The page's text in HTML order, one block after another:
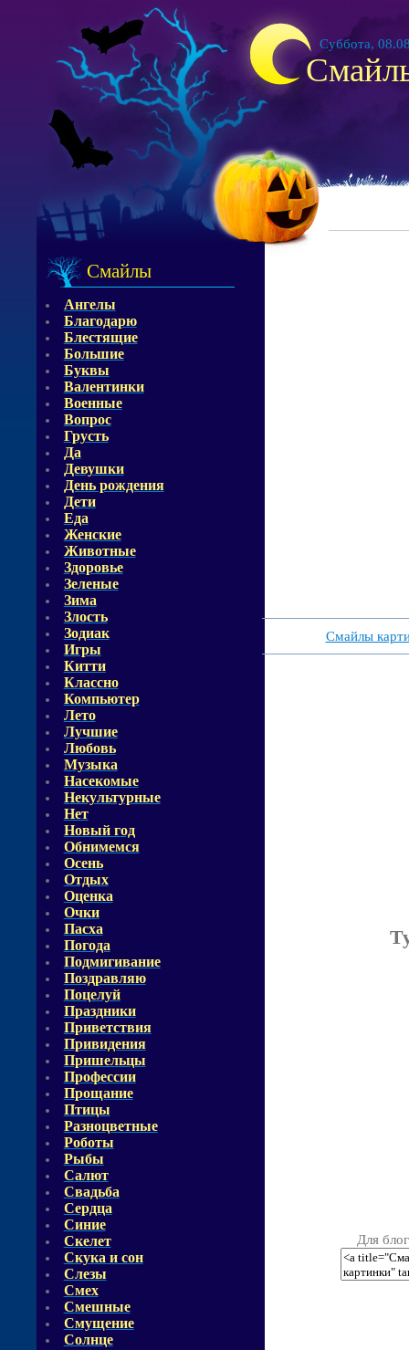
Суббота,
Смайлы
Ангелы
Благодарю
Блестящие
Большие
Буквы
Валентинки
Военные
Вопрос
Грусть
Да
Девушки
День рождения
Дети
Еда
Женские
Животные
Здоровье
Зеленые
Зима
Злость
Зодиак
Игры
Китти
Классно
Компьютер
Лето
Лучшие
Любовь
Музыка
Насекомые
Некультурные
Нет
Новый год
Обнимемся
Осень
Отдых
Оценка
Очки
Пасха
Погода
Подмигивание
Поздравляю
Поцелуй
Праздники
Приветствия
Привидения
Пришельцы
Профессии
Прощание
Птицы
Разноцветные
Роботы
Рыбы
Салют
Свадьба
Сердца
Синие
Скелет
Скука и сон
Слезы
Смех
Смешные
Смущение
Солнце
Смайлы
Для